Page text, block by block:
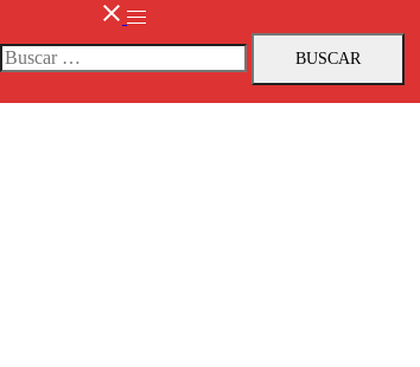
Buscar: